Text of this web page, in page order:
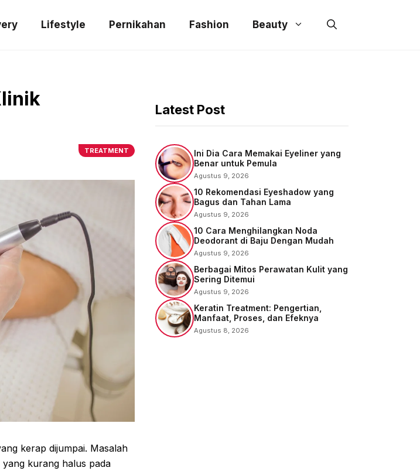
Lifestyle Pernikahan Fashion Beauty
TREATMENT
kerap dijumpai. Masalah
kurang halus pada
Latest Post
Ini Dia Cara Memakai Eyeliner yang
Benar untuk Pemula
Agustus 9, 2026
10 Rekomendasi Eyeshadow yang
Bagus dan Tahan Lama
Agustus 9, 2026
10 Cara Menghilangkan Noda
Deodorant di Baju Dengan Mudah
Agustus 9, 2026
Berbagai Mitos Perawatan Kulit yang
Sering Ditemui
Agustus 9, 2026
Keratin Treatment: Pengertian,
Manfaat, Proses, dan Efeknya
Agustus 8, 2026